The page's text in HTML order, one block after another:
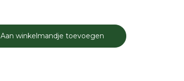
Aan winkelmandje toevoegen